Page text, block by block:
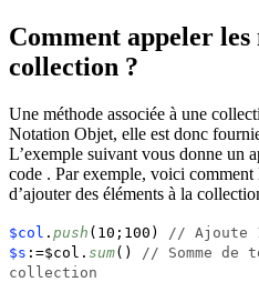
Comment appeler les
collection ?
Une méthode associée à une
Notation Objet, elle est donc
L’exemple suivant vous donne un
code . Par exemple, voici comment
d’ajouter des éléments à la
$col . push (10;100)
// Ajoute
$s :=$col. sum()
// Somme de
collection